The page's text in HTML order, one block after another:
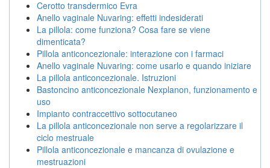
Cerotto transdermico Evra
Anello vaginale Nuvaring: effetti indesiderati
La pillola: come funziona? Cosa fare se viene
dimenticata?
Pillola anticoncezionale: interazione con i farmaci
Anello vaginale Nuvaring: come usarlo e quando iniziare
La pillola anticoncezionale. Istruzioni
Bastoncino anticoncezionale Nexplanon, funzionamento e
uso
Impianto contraccettivo sottocutaneo
La pillola anticoncezionale non serve a regolarizzare il
ciclo mestruale
Pillola anticoncezionale e mancanza di ovulazione e
mestruazioni